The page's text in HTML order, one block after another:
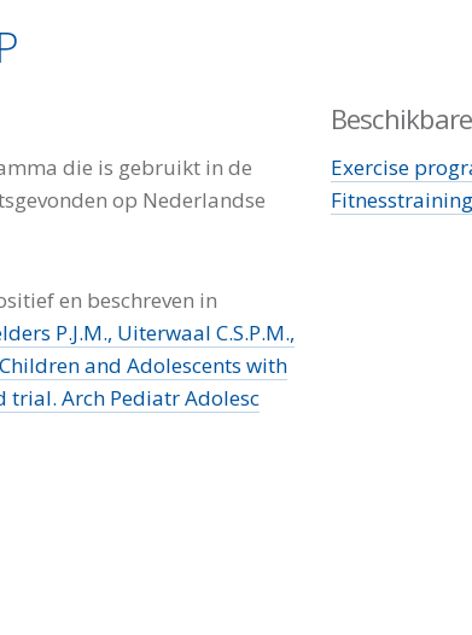
die is gebruikt in de
op Nederlandse
en beschreven in
P.J.M., Uiterwaal C.S.P.M.,
and Adolescents with
trial. Arch Pediatr Adolesc
Exercise